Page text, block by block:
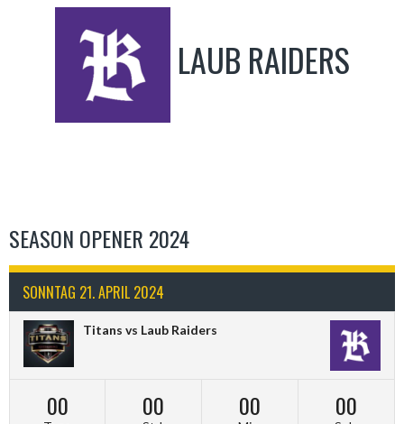
LAUB RAIDERS
SEASON OPENER 2024
SONNTAG 21. APRIL 2024
Titans vs Laub Raiders
00 00 00 00